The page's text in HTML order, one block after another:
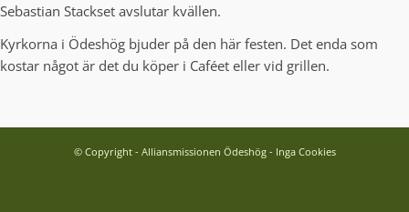
Sebastian Stackset avslutar kvällen.
Kyrkorna i Ödeshög bjuder på den här festen. Det enda som
kostar något är det du köper i Caféet eller vid grillen.
© Copyright - Alliansmissionen Ödeshög - Inga Cookies